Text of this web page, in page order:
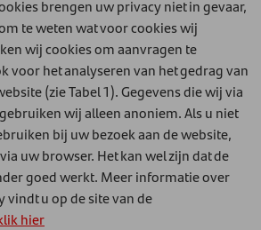
brengen uw privacy niet in gevaar,
te weten wat voor cookies wij
wij cookies om aanvragen te
voor het analyseren van het gedrag van
(zie Tabel 1). Gegevens die wij via
wij alleen anoniem. Als u niet
bij uw bezoek aan de website,
uw browser. Het kan wel zijn dat de
goed werkt. Meer informatie over
vindt u op de site van de
hier